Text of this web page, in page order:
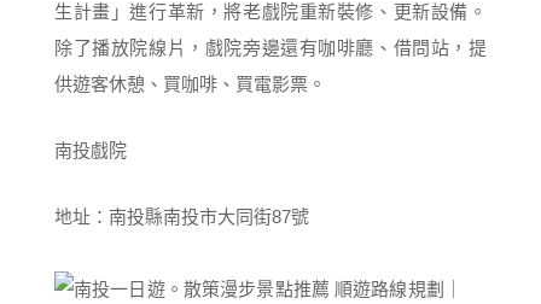
生計畫」進行革新，將老戲院重新裝修、更新設備。
除了播放院線片，戲院旁邊還有咖啡廳、借問站，提
供遊客休憩、買咖啡、買電影票。
南投戲院
地址：南投縣南投市大同街87號